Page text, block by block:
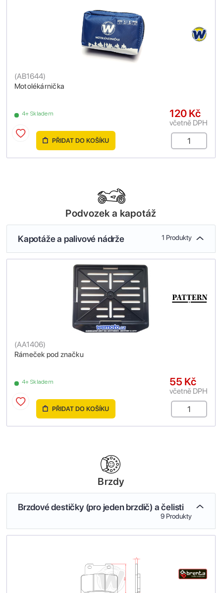
Motolékárnička
(AB1644)
4+ Skladem 120 Kč
včetně DPH
PŘIDAT DO KOŠÍKU
Podvozek a kapotáž
Kapotáže a palivové nádrže 1 Produkty
Rámeček pod značku
(AA1406)
4+ Skladem 55 Kč
včetně DPH
PŘIDAT DO KOŠÍKU
Brzdy
Brzdové destičky (pro jeden brzdič) a čelisti
9 Produkty